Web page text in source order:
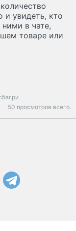
и увидеть, кто
в чате,
товаре или
50 просмотров всего.